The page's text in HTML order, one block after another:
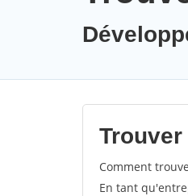
Comment
En tant